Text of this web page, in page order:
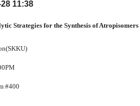
11:38
Strategies for the Synthesis of Atropisomers
#400